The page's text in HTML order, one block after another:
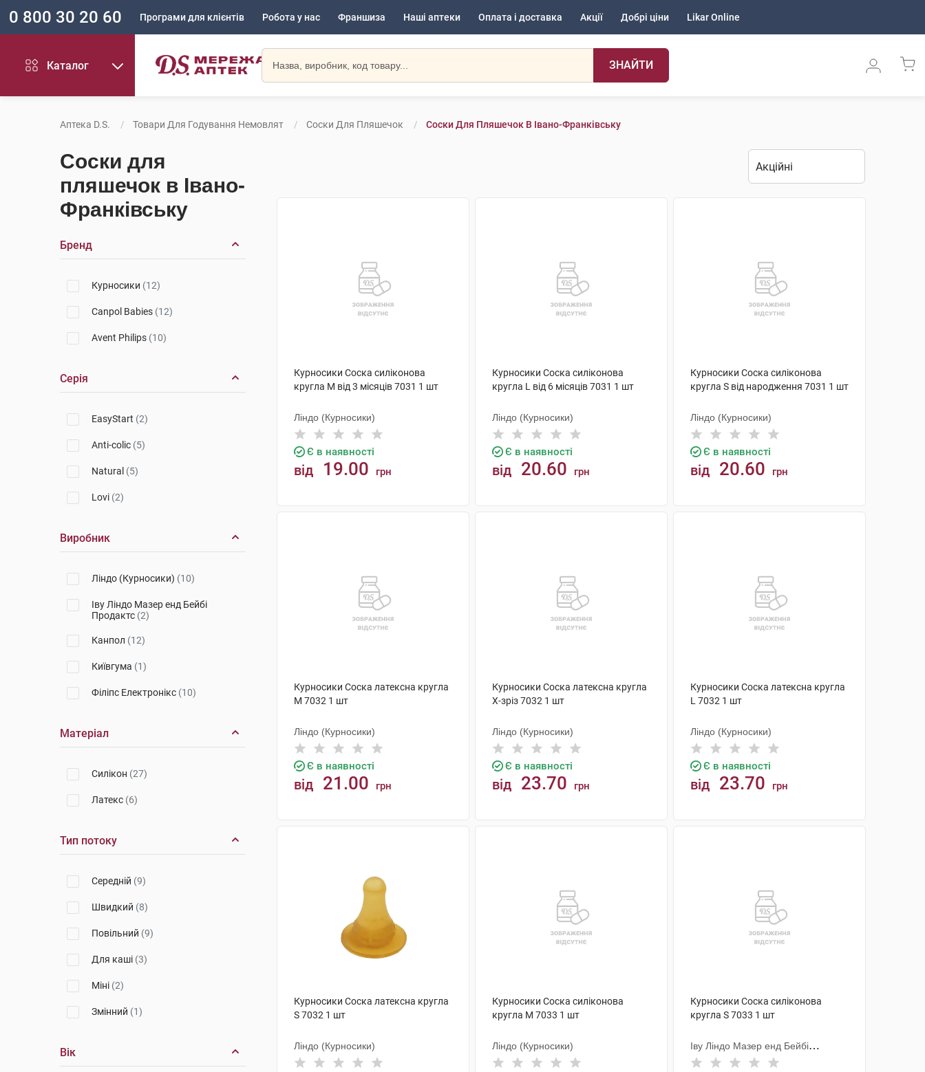
0 800 30 20 60 Програми для клієнтів Робота у нас Франшиза Наші аптеки Оплата і доставка Акції Добрі ціни Likar Online
Каталог ЗНАЙТИ
Аптека D.S. Товари Для Годування Немовлят Соски Для Пляшечок Соски Для Пляшечок В Івано-Франківську
Соски для
пляшечок в Івано-
Франківську
Бренд
Курносики (12)
Canpol Babies (12)
Avent Philips (10)
Серія
EasyStart (2)
Anti-colic (5)
Natural (5)
Lovi (2)
Виробник
Ліндо (Курносики) (10)
Іву Ліндо Мазер енд Бейбі
Продактс (2)
Канпол (12)
Київгума (1)
Філіпс Електронікс (10)
Матеріал
Cилікон (27)
Латекс (6)
Тип потоку
Середній (9)
Швидкий (8)
Повільний (9)
Для каші (3)
Міні (2)
Змінний (1)
Вік
Курносики Соска силіконова
кругла M від 3 місяців 7031 1 шт
Ліндо (Курносики)
Є в наявності
від 19.00 грн
Курносики Соска силіконова
кругла L від 6 місяців 7031 1 шт
Ліндо (Курносики)
Є в наявності
від 20.60 грн
Курносики Соска силіконова
кругла S від народження 7031 1 шт
Ліндо (Курносики)
Є в наявності
від 20.60 грн
Курносики Соска латексна кругла
M 7032 1 шт
Ліндо (Курносики)
Є в наявності
від 21.00 грн
Курносики Соска латексна кругла
X-зріз 7032 1 шт
Ліндо (Курносики)
Є в наявності
від 23.70 грн
Курносики Соска латексна кругла
L 7032 1 шт
Ліндо (Курносики)
Є в наявності
від 23.70 грн
Курносики Соска латексна кругла
S 7032 1 шт
Ліндо (Курносики)
Курносики Соска силіконова
кругла M 7033 1 шт
Ліндо (Курносики)
Курносики Соска силіконова
кругла S 7033 1 шт
Іву Ліндо Мазер енд Бейбі
Продактс